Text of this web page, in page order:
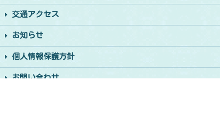
交通アクセス
お知らせ
個人情報保護方針
お問い合わせ